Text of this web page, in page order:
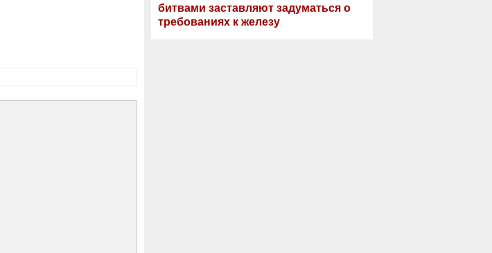
битвами заставляют задуматься о
требованиях к железу